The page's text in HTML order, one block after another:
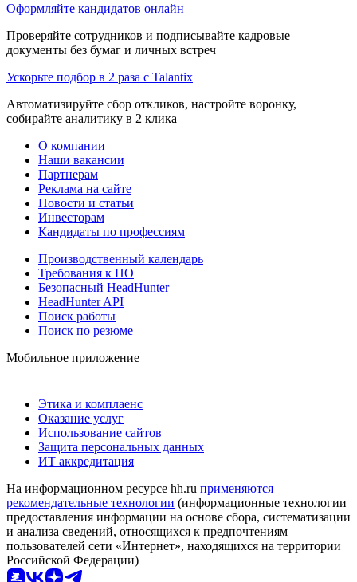
Оформляйте кандидатов онлайн
Проверяйте сотрудников и подписывайте кадровые
документы без бумаг и личных встреч
Ускорьте подбор в 2 раза с Talantix
Автоматизируйте сбор откликов, настройте воронку,
собирайте аналитику в 2 клика
О компании
Наши вакансии
Партнерам
Реклама на сайте
Новости и статьи
Инвесторам
Кандидаты по профессиям
Производственный календарь
Требования к ПО
Безопасный HeadHunter
HeadHunter API
Поиск работы
Поиск по резюме
Мобильное приложение
Этика и комплаенс
Оказание услуг
Использование сайтов
Защита персональных данных
ИТ аккредитация
На информационном ресурсе hh.ru применяются
рекомендательные технологии (информационные технологии
предоставления информации на основе сбора, систематизации
и анализа сведений, относящихся к предпочтениям
пользователей сети «Интернет», находящихся на территории
Российской Федерации)